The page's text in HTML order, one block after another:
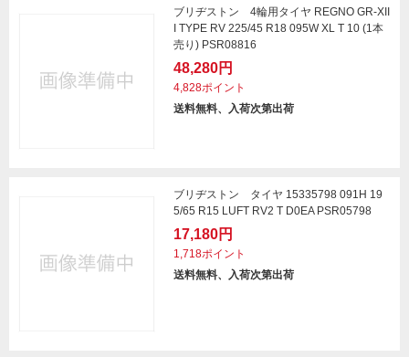
ブリヂストン 4輪用タイヤ REGNO GR-XII
I TYPE RV 225/45 R18 095W XL T 10 (1本
売り) PSR08816
48,280円
4,828ポイント
送料無料、入荷次第出荷
ブリヂストン タイヤ 15335798 091H 19
5/65 R15 LUFT RV2 T D0EA PSR05798
17,180円
1,718ポイント
送料無料、入荷次第出荷